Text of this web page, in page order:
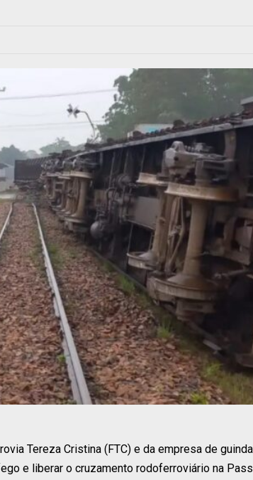
Tereza Cristina (FTC) e da empresa de
e liberar o cruzamento rodoferroviário na